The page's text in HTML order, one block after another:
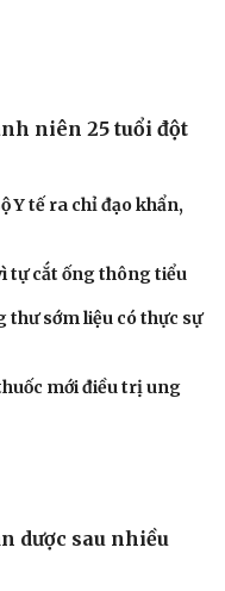
hồn nhà cổ” miền